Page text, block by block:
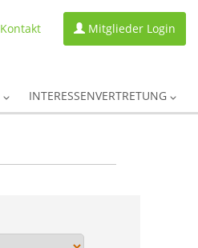
Kontakt Mitglieder Login
INTERESSENVERTRETUNG